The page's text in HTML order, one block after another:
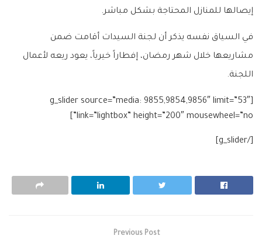
إيصالها للمنازل المحتاجة بشكل مباشر.
في السياق نفسه يذكر أن لجنة السيدات أقامت ضمن
مشاريعها خلال شهر رمضان، إفطاراً خيرياً، يعود ريعه لأعمال
اللجنة.
[g_slider source=”media: 9855,9854,9856″ limit=”53″
link=”lightbox” height=”200″ mousewheel=”no”]
[/g_slider]
Previous Post